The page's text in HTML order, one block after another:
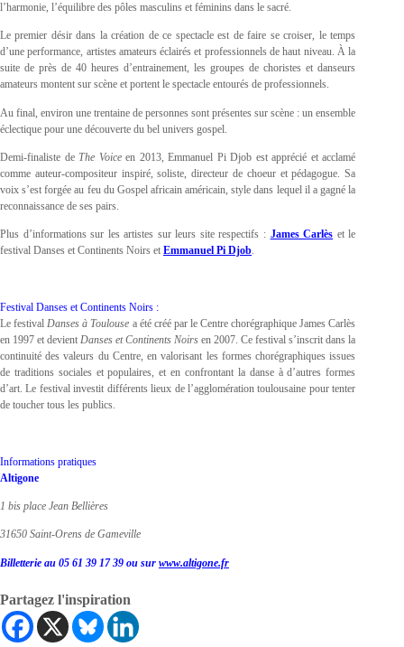
l’harmonie, l’équilibre des pôles masculins et féminins dans le sacré.
Le premier désir dans la création de ce spectacle est de faire se croiser, le temps
d’une performance, artistes amateurs éclairés et professionnels de haut niveau. À la
suite de près de 40 heures d’entrainement, les groupes de choristes et danseurs
amateurs montent sur scène et portent le spectacle entourés de professionnels.
Au final, environ une trentaine de personnes sont présentes sur scène : un ensemble
éclectique pour une découverte du bel univers gospel.
Demi-finaliste de The Voiceen 2013, Emmanuel Pi Djob est apprécié et acclamé
comme auteur-compositeur inspiré, soliste, directeur de choeur et pédagogue. Sa
voix s’est forgée au feu du Gospel africain américain, style dans lequel il a gagné la
reconnaissance de ses pairs.
Plus d’informations sur les artistes sur leurs site respectifs : James Carlès et le
festival Danses et Continents Noirs et Emmanuel Pi Djob.
Festival Danses et Continents Noirs :
Le festivalDanses à Toulouse a été créé par le Centre chorégraphique James Carlès
en 1997 et devientDanses et Continents Noirsen 2007. Ce festival s’inscrit dans la
continuité des valeurs du Centre, en valorisant les formes chorégraphiques issues
de traditions sociales et populaires, et en confrontant la danse à d’autres formes
d’art. Le festival investit différents lieux de l’agglomération toulousaine pour tenter
de toucher tous les publics.
Informations pratiques
Altigone
1 bis place Jean Bellières
31650 Saint-Orens de Gameville
Billetterie au 05 61 39 17 39 ou sur www.altigone.fr
Partagez l'inspiration